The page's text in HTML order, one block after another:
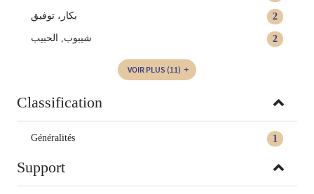
2 بكار، توفيق
2 شيبوب, الحبيب
VOIR PLUS (11)
Classification
1
Généralités
Support